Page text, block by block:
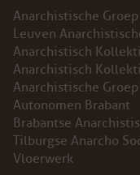
Anarchistische
Leuven
Anarchistisch
Anarchistisch
Anarchistische
Autonomen Brabant
Brabantse
Tilburgse Anarcho
Vloerwerk